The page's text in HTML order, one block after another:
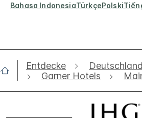
Bahasa IndonesiaTürkçePolski
Entdecke Deutschland
Garner Hotels